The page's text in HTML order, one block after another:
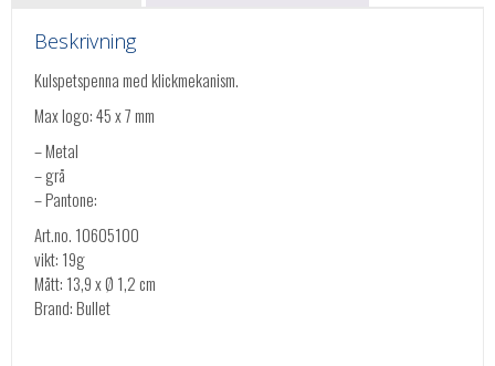
Beskrivning
Kulspetspenna med klickmekanism.
Max logo: 45 x 7 mm
– Metal
– grå
– Pantone:
Art.no. 10605100
vikt: 19g
Mått: 13,9 x Ø 1,2 cm
Brand: Bullet